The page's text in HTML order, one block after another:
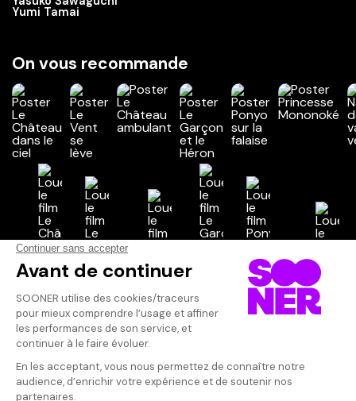
Yumi Tamai
On vous recommande
Vos avis
Donnez votre avis
Votre note
Votre commentaire
Il faut vous connecter pour
publier un avis
Magique!